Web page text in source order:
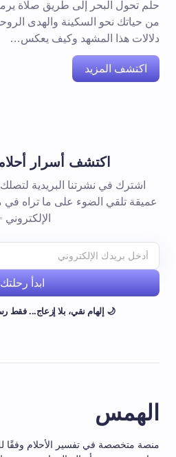
حلم تحول البحر إلى طريق صلاة
من حياتك نحو السكينة والهدى
دلالات هذا المشهد وكيف يعكس…
اكتشف المزيد
اكتشف أسرار
اشترك في نشرتنا البريدية
عميقة تلقي الضوء على ما تراه في
الإلكتروني
ابدأ رحلتك
🌙 إلهام نقي، بلا إزعاج... فقط
الهمس
منصة متخصصة في تفسير الأحلام وفقًا